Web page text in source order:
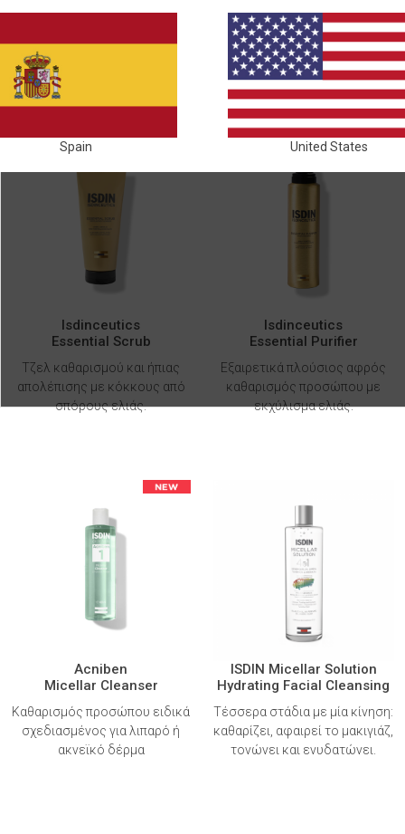
Isdinceutics
Essential Scrub
Τζελ καθαρισμού και ήπιας
απολέπισης με κόκκους από
σπόρους ελιάς.
Isdinceutics
Essential Purifier
Εξαιρετικά πλούσιος αφρός
καθαρισμός προσώπου με
εκχύλισμα ελιάς.
Acniben
Micellar Cleanser
Καθαρισμός προσώπου ειδικά
σχεδιασμένος για λιπαρό ή
ακνεϊκό δέρμα
ISDIN Micellar Solution
Hydrating Facial Cleansing
Τέσσερα στάδια με μία κίνηση:
καθαρίζει, αφαιρεί το μακιγιάζ,
τονώνει και ενυδατώνει.
Spain United States